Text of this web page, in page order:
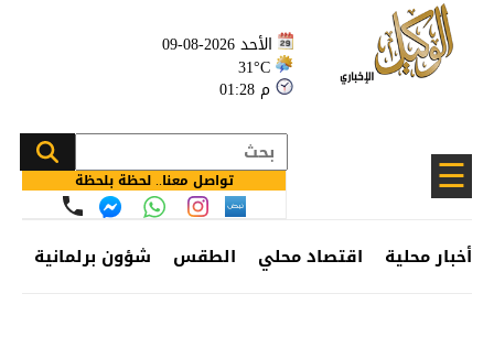
الأحد 2026-08-09
31°C
01:28 م
☰ تواصل معنا.. لحظة بلحظة
أخبار محلية اقتصاد محلي الطقس شؤون برلمانية